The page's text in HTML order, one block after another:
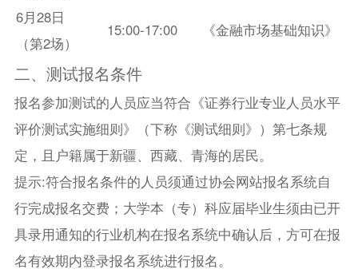
6月28日
（第2场）
15:00-17:00 《金融市场基础知识》
二、测试报名条件
报名参加测试的人员应当符合《证券行业专业人员水平
评价测试实施细则》（下称《测试细则》）第七条规
定，且户籍属于新疆、西藏、青海的居民。
提示:符合报名条件的人员须通过协会网站报名系统自
行完成报名交费；大学本（专）科应届毕业生须由已开
具录用通知的行业机构在报名系统中确认后，方可在报
名有效期内登录报名系统进行报名。